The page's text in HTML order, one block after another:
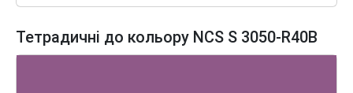
Тетрадичні до кольору NCS S 3050-R40B